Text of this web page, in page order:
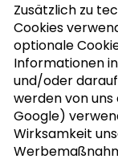
Zusätzlich zu
Cookies
optionale
Informationen
und/oder
werden von
Google)
Wirksamkeit